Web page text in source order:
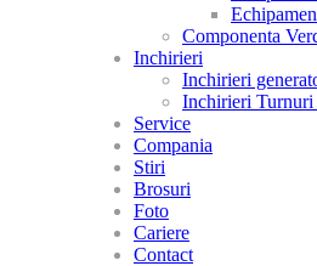
Componenta
Inchirieri
Inchirieri
Inchirieri Turnuri
Service
Compania
Stiri
Brosuri
Foto
Cariere
Contact